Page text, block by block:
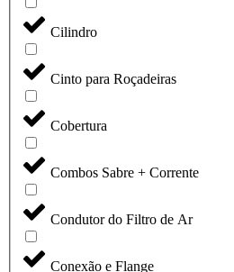
Cilindro
Cinto para Roçadeiras
Cobertura
Combos Sabre + Corrente
Condutor do Filtro de Ar
Conexão e Flange